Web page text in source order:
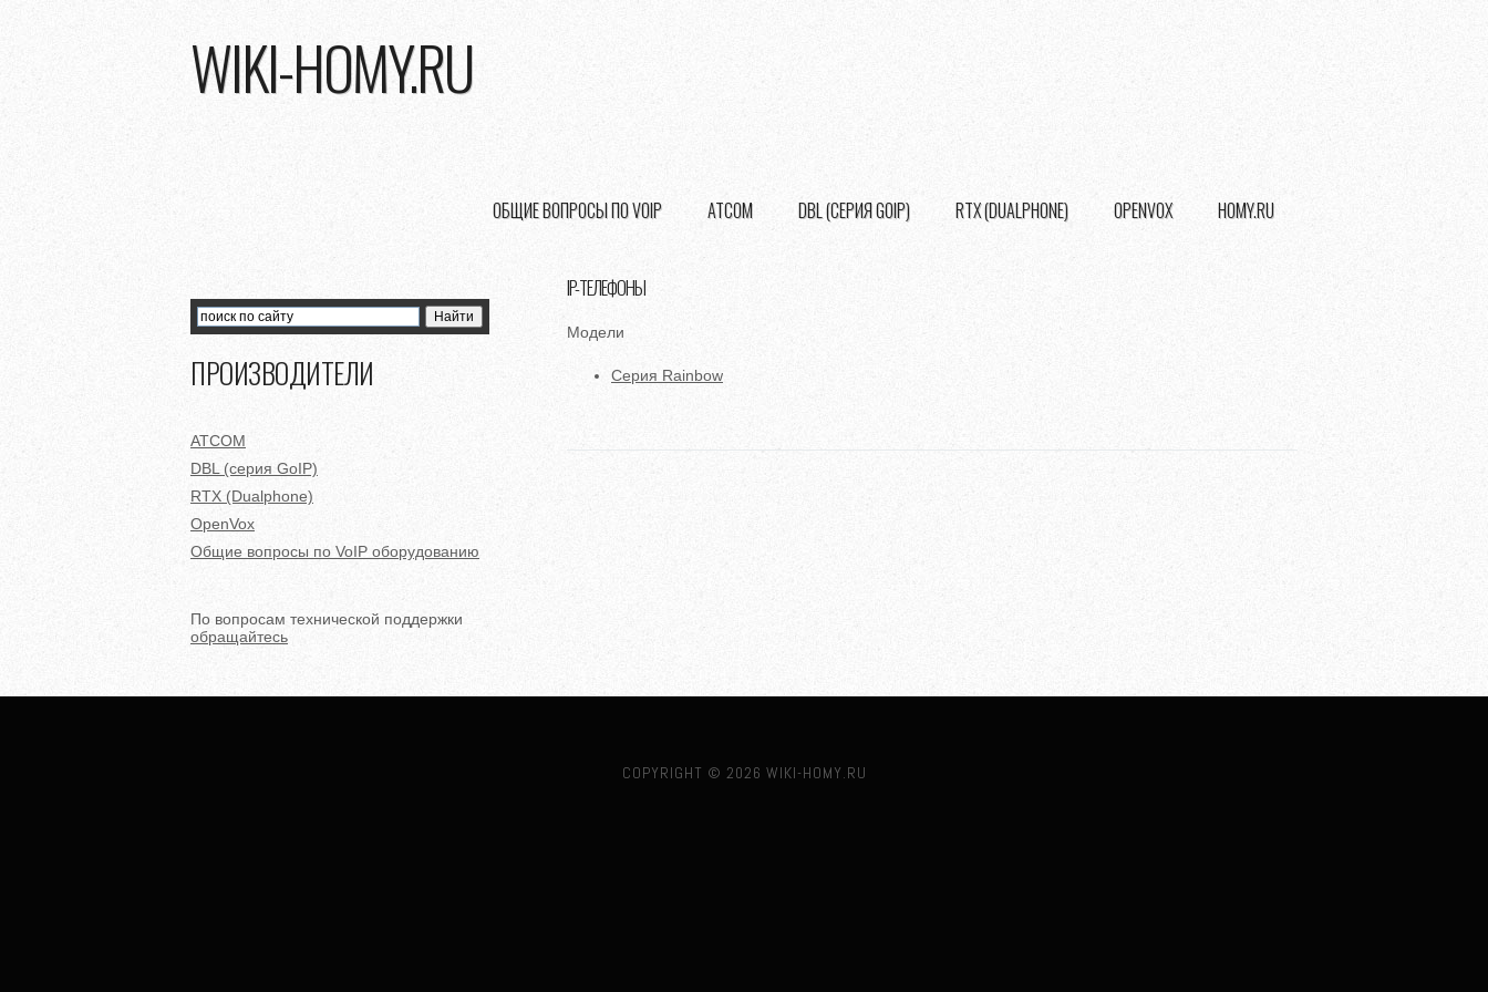
WIKI-HOMY.RU
ОБЩИЕ ВОПРОСЫ ПО VOIP ATCOM DBL (СЕРИЯ GOIP) RTX (DUALPHONE) OPENVOX HOMY.RU
IP-ТЕЛЕФОНЫ
Модели
Серия Rainbow
ПРОИЗВОДИТЕЛИ
ATCOM
DBL (серия GoIP)
RTX (Dualphone)
OpenVox
Общие вопросы по VoIP оборудованию
По вопросам технической поддержки
обращайтесь
COPYRIGHT © 2026 WIKI-HOMY.RU